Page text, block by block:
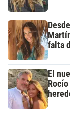
falta
El